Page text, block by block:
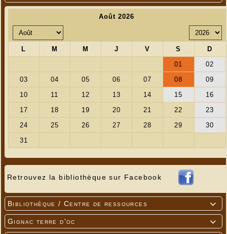
Retrouvez la bibliothèque sur Facebook

Bibliothèque / Centre de ressources

Gignac terre d'oc